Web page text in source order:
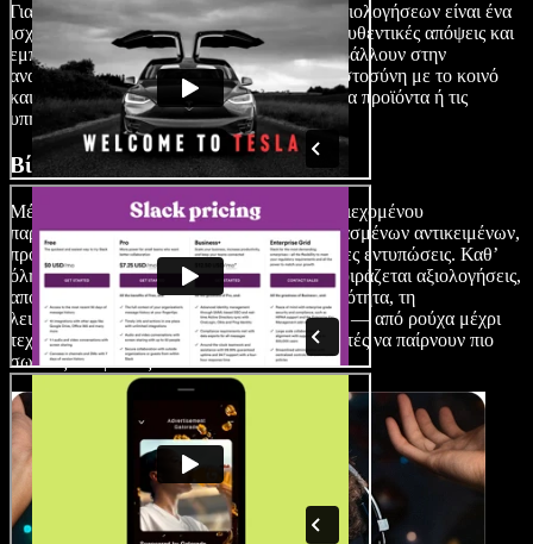
Για επιχειρήσεις και influencers, τα βίντεο αξιολογήσεων είναι ένα
ισχυρό εργαλείο μάρκετινγκ. Μοιράζοντας αυθεντικές απόψεις και
εμπειρίες, οι δημιουργοί περιεχομένου συμβάλλουν στην
αναγνωρισιμότητα της μάρκας, χτίζουν εμπιστοσύνη με το κοινό
και μπορούν να αυξήσουν τις πωλήσεις για τα προϊόντα ή τις
υπηρεσίες που παρουσιάζουν.
Βίντεο Αγορών (Haul Videos)
Μέσα από τα haul videos, οι δημιουργοί περιεχομένου
παρουσιάζουν μια συλλογή πρόσφατα αγορασμένων αντικειμένων,
προσφέροντας οπτική παρουσίαση και πρώτες εντυπώσεις. Καθ’
όλη τη διάρκεια του βίντεο, ο δημιουργός μοιράζεται αξιολογήσεις,
απόψεις και πληροφορίες σχετικά με την ποιότητα, τη
λειτουργικότητα και την αξία των προϊόντων — από ρούχα μέχρι
τεχνολογικά gadgets — βοηθώντας τους θεατές να παίρνουν πιο
σωστές αποφάσεις.